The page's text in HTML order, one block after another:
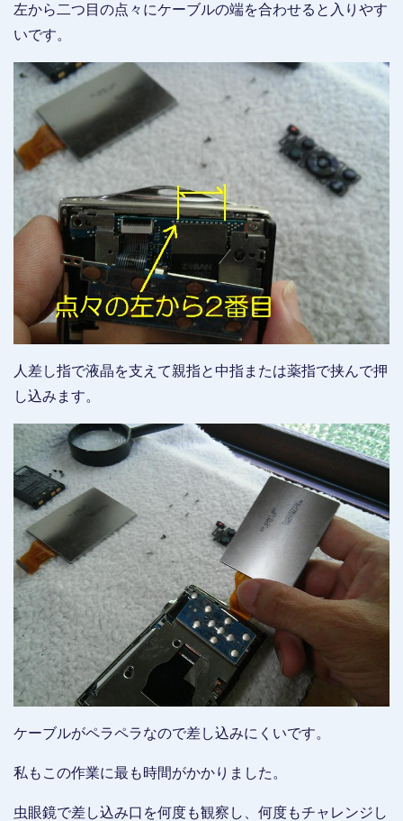
左から二つ目の点々にケーブルの端を合わせると入りやす
いです。
人差し指で液晶を支えて親指と中指または薬指で挟んで押
し込みます。
ケーブルがペラペラなので差し込みにくいです。
私もこの作業に最も時間がかかりました。
虫眼鏡で差し込み口を何度も観察し、何度もチャレンジし